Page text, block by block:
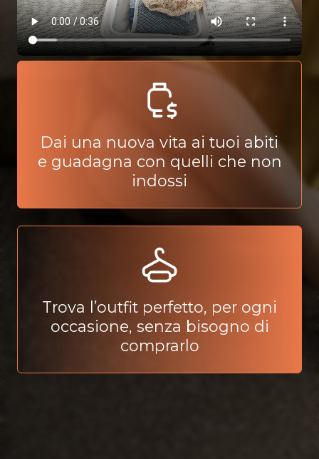
Dai una nuova vita ai tuoi abiti
e guadagna con quelli che non
indossi
Trova l’outfit perfetto, per ogni
occasione, senza bisogno di
comprarlo